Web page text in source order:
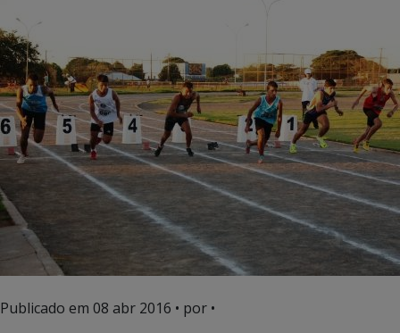
Publicado em 08 abr 2016 • por •